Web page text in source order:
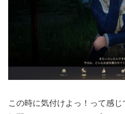
この時に気付けよっ！って感じ